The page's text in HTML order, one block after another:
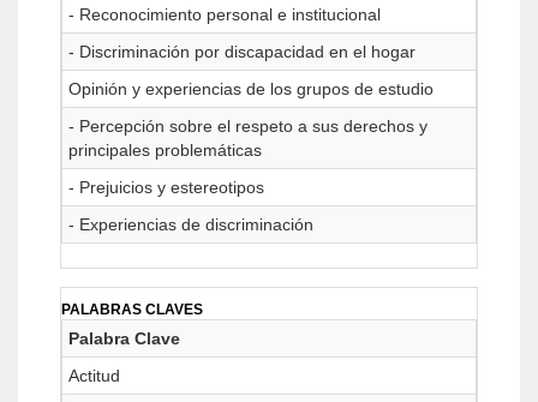
- Reconocimiento personal e institucional
- Discriminación por discapacidad en el hogar
Opinión y experiencias de los grupos de estudio
- Percepción sobre el respeto a sus derechos y
principales problemáticas
- Prejuicios y estereotipos
- Experiencias de discriminación
PALABRAS CLAVES
Palabra Clave
Actitud